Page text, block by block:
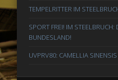
TEMPELRITTER IM
SPORT FREI! IM STEELBRUCH:
BUNDESLAND!
UVPRV80: CAMELLIA